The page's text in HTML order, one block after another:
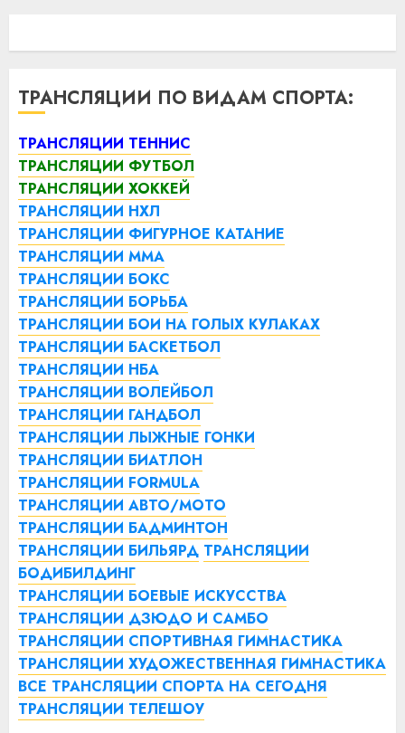
ТРАНСЛЯЦИИ ПО ВИДАМ СПОРТА:
ТРАНСЛЯЦИИ ТЕННИС
ТРАНСЛЯЦИИ ФУТБОЛ
ТРАНСЛЯЦИИ ХОККЕЙ
ТРАНСЛЯЦИИ НХЛ
ТРАНСЛЯЦИИ ФИГУРНОЕ КАТАНИЕ
ТРАНСЛЯЦИИ ММА
ТРАНСЛЯЦИИ БОКС
ТРАНСЛЯЦИИ БОРЬБА
ТРАНСЛЯЦИИ БОИ НА ГОЛЫХ КУЛАКАХ
ТРАНСЛЯЦИИ БАСКЕТБОЛ
ТРАНСЛЯЦИИ НБА
ТРАНСЛЯЦИИ ВОЛЕЙБОЛ
ТРАНСЛЯЦИИ ГАНДБОЛ
ТРАНСЛЯЦИИ ЛЫЖНЫЕ ГОНКИ
ТРАНСЛЯЦИИ БИАТЛОН
ТРАНСЛЯЦИИ FORMULA
ТРАНСЛЯЦИИ АВТО/МОТО
ТРАНСЛЯЦИИ БАДМИНТОН
ТРАНСЛЯЦИИ БИЛЬЯРД ТРАНСЛЯЦИИ
БОДИБИЛДИНГ
ТРАНСЛЯЦИИ БОЕВЫЕ ИСКУССТВА
ТРАНСЛЯЦИИ ДЗЮДО И САМБО
ТРАНСЛЯЦИИ СПОРТИВНАЯ ГИМНАСТИКА
ТРАНСЛЯЦИИ ХУДОЖЕСТВЕННАЯ ГИМНАСТИКА
ВСЕ ТРАНСЛЯЦИИ СПОРТА НА СЕГОДНЯ
ТРАНСЛЯЦИИ ТЕЛЕШОУ